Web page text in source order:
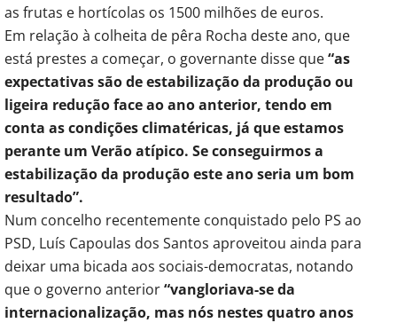
as frutas e hortícolas os 1500 milhões de euros.
Em relação à colheita de pêra Rocha deste ano, que
está prestes a começar, o governante disse que“as
expectativas são de estabilização da produção ou
ligeira redução face ao ano anterior, tendo em
conta as condições climatéricas, já que estamos
perante um Verão atípico. Se conseguirmos a
estabilização da produção este ano seria um bom
resultado”.
Num concelho recentemente conquistado pelo PS ao
PSD, Luís Capoulas dos Santos aproveitou ainda para
deixar uma bicada aos sociais-democratas, notando
que o governo anterior“vangloriava-se da
internacionalização, mas nós nestes quatro anos